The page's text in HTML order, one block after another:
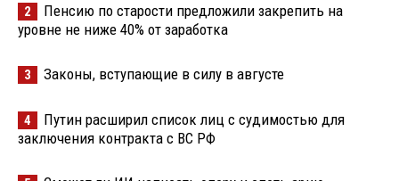
2
Пенсию по старости предложили закрепить на
уровне не ниже 40% от заработка
3 Законы, вступающие в силу в августе
4
Путин расширил список лиц с судимостью для
заключения контракта с ВС РФ